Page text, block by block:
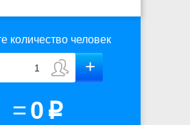
количество человек
=0 p